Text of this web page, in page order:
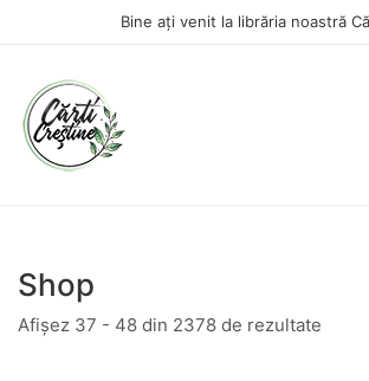
Bine ați venit la librăria noastră
Shop
Afișez 37 - 48 din 2378 de rezultate